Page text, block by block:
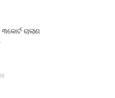
ଚାଲାଣ